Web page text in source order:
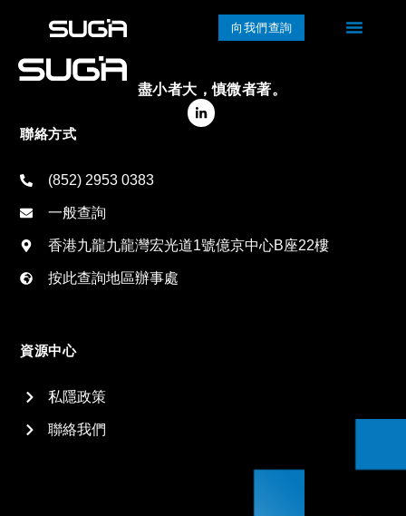
向我們查詢
盡小者大，慎微者著。
聯絡方式
(852) 2953 0383
一般查詢
香港九龍九龍灣宏光道1號億京中心B座22樓
按此查詢地區辦事處
資源中心
私隱政策
聯絡我們